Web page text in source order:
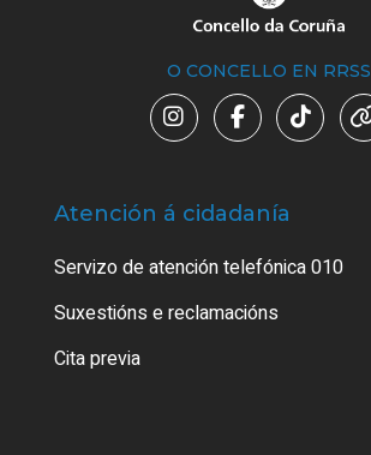
O CONCELLO EN RRSS
Atención á cidadanía
Servizo de atención telefónica 010
Suxestións e reclamacións
Cita previa